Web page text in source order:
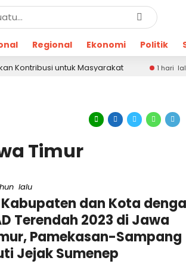
Regional Ekonomi Politik
untuk Masyarakat 1 hari lalu
Timur
lalu
Kabupaten dan Kota
Terendah 2023 di Jawa
Pamekasan-Sampang
Jejak Sumenep